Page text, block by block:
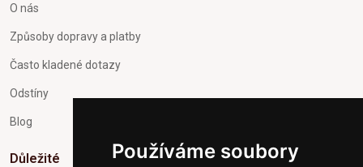
Používáme soubory
O nás
Způsoby dopravy a platby
Často kladené dotazy
Odstíny
Blog
Důležité